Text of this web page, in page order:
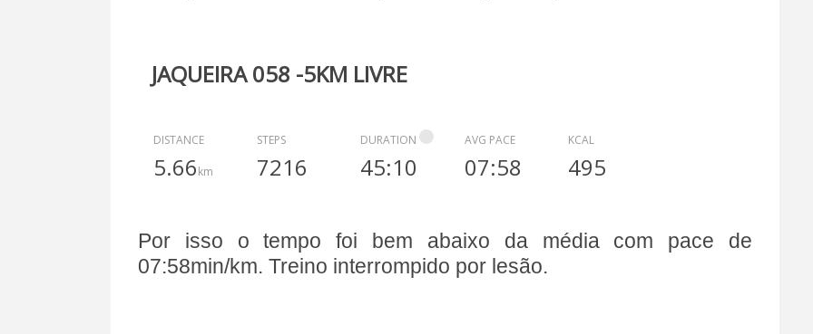
JAQUEIRA 058 -5KM LIVRE
DISTANCE
5.66km
STEPS
7216
DURATION
45:10
AVG PACE
07:58
KCAL
495
Por isso o tempo foi bem abaixo da média com pace de
07:58min/km. Treino interrompido por lesão.